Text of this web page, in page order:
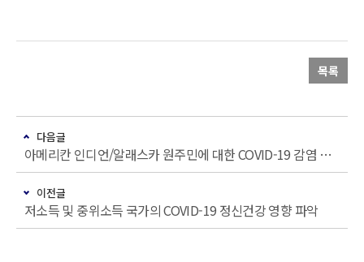
목록
다음글
아메리칸 인디언/알래스카 원주민에 대한 COVID-19 감염 결과의 격차
이전글
저소득 및 중위소득 국가의 COVID-19 정신건강 영향 파악